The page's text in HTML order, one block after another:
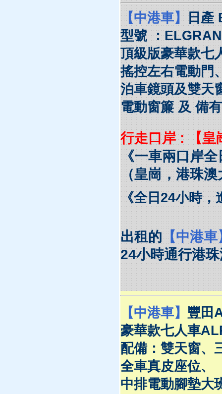
【中港車】日產
型號 ：
頂級版豪華款七
搖控左右電動門
泊車鏡頭及雙天
電動窗簾 及 備
行走口岸 : 【皇
《一車兩口岸
（皇崗，港珠
《全日24小時，
出租的【中港車
24小時通行港
【中港車】 豐田
豪華款七人車
配備：雙天窗、
全車真皮座位、
中排電動腳墊大